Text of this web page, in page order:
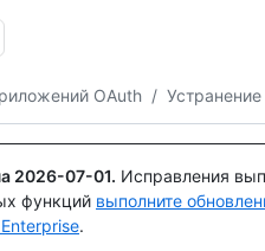
OAuth /
2026-07-01. Исправления
функций выполните
.